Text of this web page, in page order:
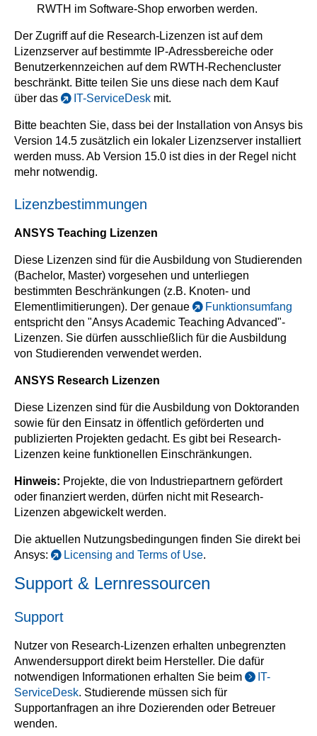
RWTH im Software-Shop erworben werden.
Der Zugriff auf die Research-Lizenzen ist auf dem
Lizenzserver auf bestimmte IP-Adressbereiche oder
Benutzerkennzeichen auf dem RWTH-Rechencluster
beschränkt. Bitte teilen Sie uns diese nach dem Kauf
über das
IT-ServiceDesk mit.
Bitte beachten Sie, dass bei der Installation von Ansys bis
Version 14.5 zusätzlich ein lokaler Lizenzserver installiert
werden muss. Ab Version 15.0 ist dies in der Regel nicht
mehr notwendig.
Lizenzbestimmungen
ANSYS Teaching Lizenzen
Diese Lizenzen sind für die Ausbildung von Studierenden
(Bachelor, Master) vorgesehen und unterliegen
bestimmten Beschränkungen (z.B. Knoten- und
Elementlimitierungen). Der genaue
Funktionsumfang
entspricht den "Ansys Academic Teaching Advanced"-
Lizenzen. Sie dürfen ausschließlich für die Ausbildung
von Studierenden verwendet werden.
ANSYS Research Lizenzen
Diese Lizenzen sind für die Ausbildung von Doktoranden
sowie für den Einsatz in öffentlich geförderten und
publizierten Projekten gedacht. Es gibt bei Research-
Lizenzen keine funktionellen Einschränkungen.
Hinweis: Projekte, die von Industriepartnern gefördert
oder finanziert werden, dürfen nicht mit Research-
Lizenzen abgewickelt werden.
Die aktuellen Nutzungsbedingungen finden Sie direkt bei
Ansys:
Licensing and Terms of Use.
Support & Lernressourcen
Support
Nutzer von Research-Lizenzen erhalten unbegrenzten
Anwendersupport direkt beim Hersteller. Die dafür
notwendigen Informationen erhalten Sie beim
IT-
ServiceDesk. Studierende müssen sich für
Supportanfragen an ihre Dozierenden oder Betreuer
wenden.